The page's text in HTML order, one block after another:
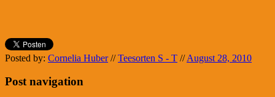
Posted by: Cornelia Huber // Teesorten S - T // August 28, 2010
Post navigation